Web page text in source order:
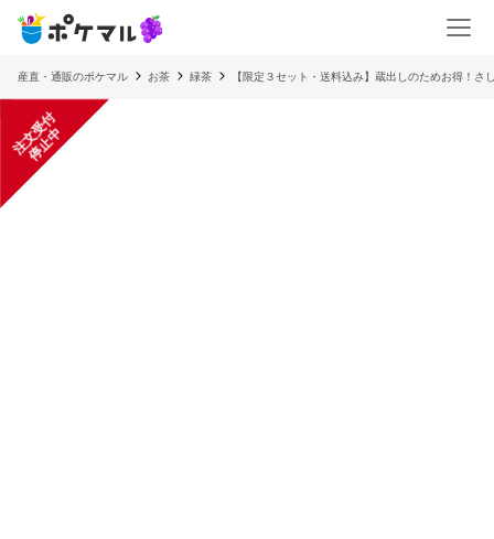
産直・通販のポケマル お茶 緑茶 【限定３セット・送料込み】蔵出しのためお得！さ
注
文
受
付
停
止
中